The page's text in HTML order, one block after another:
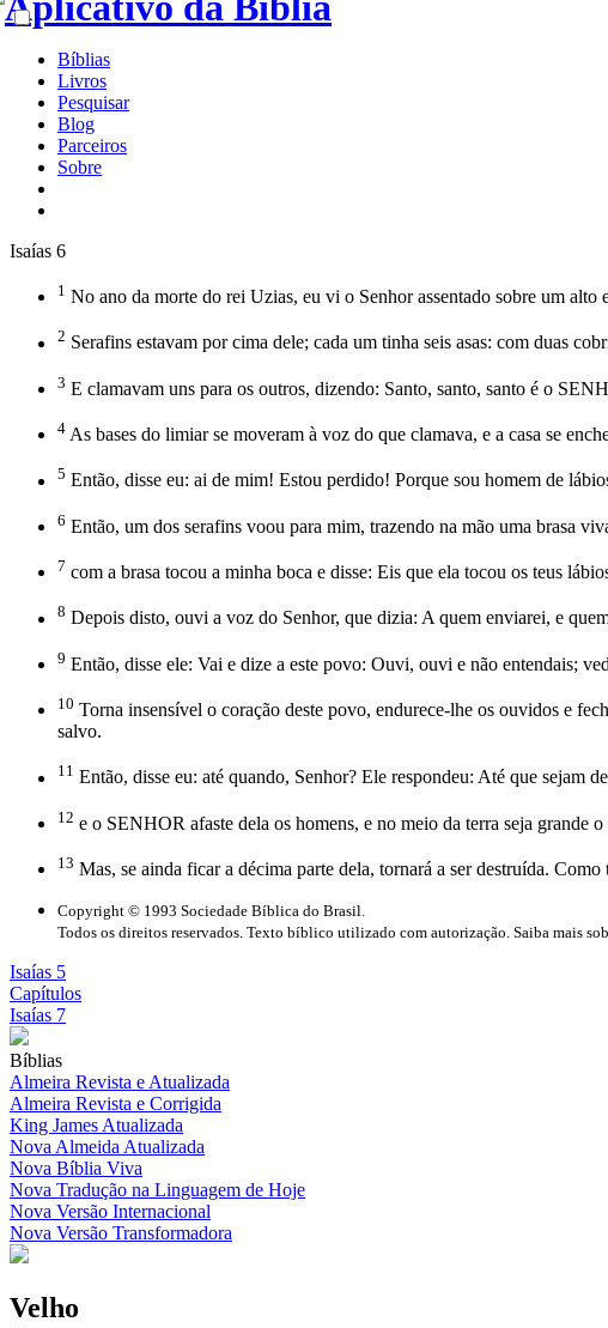
Bíblias
Livros
Pesquisar
Blog
Parceiros
Sobre
Isaías 6
1 No ano da morte do rei Uzias, eu vi o Senhor assentado sobre um alto
2 Serafins estavam por cima dele; cada um tinha seis asas: com duas
3 E clamavam uns para os outros, dizendo: Santo, santo, santo é o
4 As bases do limiar se moveram à voz do que clamava, e a casa se
5 Então, disse eu: ai de mim! Estou perdido! Porque sou homem de
6 Então, um dos serafins voou para mim, trazendo na mão uma brasa
7 com a brasa tocou a minha boca e disse: Eis que ela tocou os teus
8 Depois disto, ouvi a voz do Senhor, que dizia: A quem enviarei, e
9 Então, disse ele: Vai e dize a este povo: Ouvi, ouvi e não entendais;
10 Torna insensível o coração deste povo, endurece-lhe os ouvidos e
salvo.
11 Então, disse eu: até quando, Senhor? Ele respondeu: Até que sejam
12 e o SENHOR afaste dela os homens, e no meio da terra seja grande o
13 Mas, se ainda ficar a décima parte dela, tornará a ser destruída.
Copyright © 1993 Sociedade Bíblica do Brasil.
Todos os direitos reservados. Texto bíblico utilizado com autorização. Saiba mais
Isaías 5
Capítulos
Isaías 7
Bíblias
Almeira Revista e Atualizada
Almeira Revista e Corrigida
King James Atualizada
Nova Almeida Atualizada
Nova Bíblia Viva
Nova Tradução na Linguagem de Hoje
Nova Versão Internacional
Nova Versão Transformadora
Velho